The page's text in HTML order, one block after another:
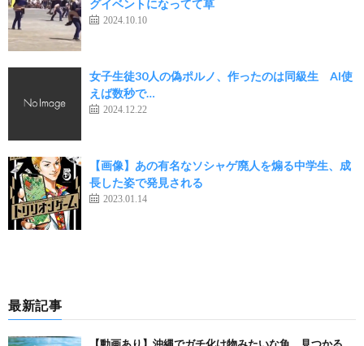
グイベントになってて草
2024.10.10
女子生徒30人の偽ポルノ、作ったのは同級生 AI使
えば数秒で…
2024.12.22
【画像】あの有名なソシャゲ廃人を煽る中学生、成
長した姿で発見される
2023.01.14
最新記事